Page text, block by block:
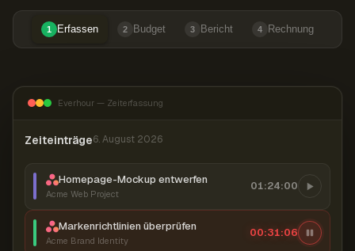
1 Erfassen 2 Budget 3 Bericht 4 Rechnung
Everhour — Zeiterfassung
Zeiteinträge6. August 2026
Homepage-Mockup entwerfen
Acme Web Project
01:24:00
Markenrichtlinien überprüfen
Acme Brand Identity
00:31:07